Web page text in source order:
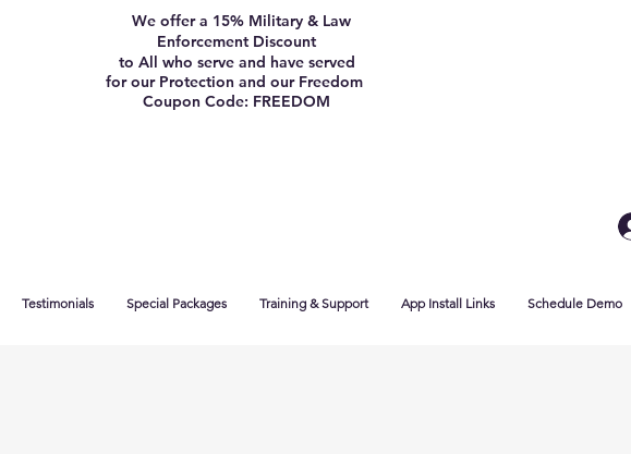
We offer a 15% Military & Law
Enforcement Discount
to All who serve and have served
for our Protection and our Freedom
Coupon Code: FREEDOM
Testimonials Special Packages Training & Support App Install Links Schedule Demo